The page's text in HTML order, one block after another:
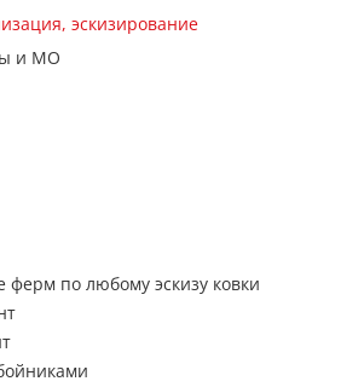
эскизирование
и МО
ферм по любому эскизу ковки